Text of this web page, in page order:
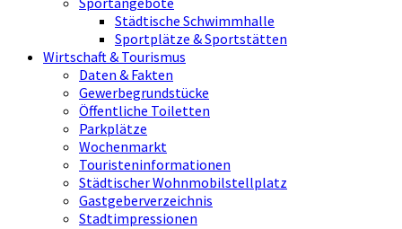
Städtische Schwimmhalle
Sportplätze & Sportstätten
Wirtschaft & Tourismus
Daten & Fakten
Gewerbegrundstücke
Öffentliche Toiletten
Parkplätze
Wochenmarkt
Touristeninformationen
Städtischer Wohnmobilstellplatz
Gastgeberverzeichnis
Stadtimpressionen